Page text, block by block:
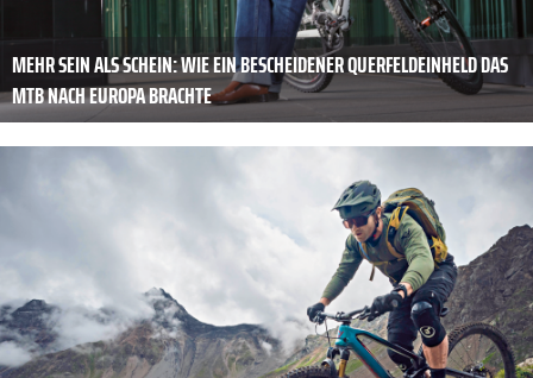
MEHR SEIN ALS SCHEIN: WIE EIN BESCHEIDENER QUERFELDEINHELD DAS
MTB NACH EUROPA BRACHTE